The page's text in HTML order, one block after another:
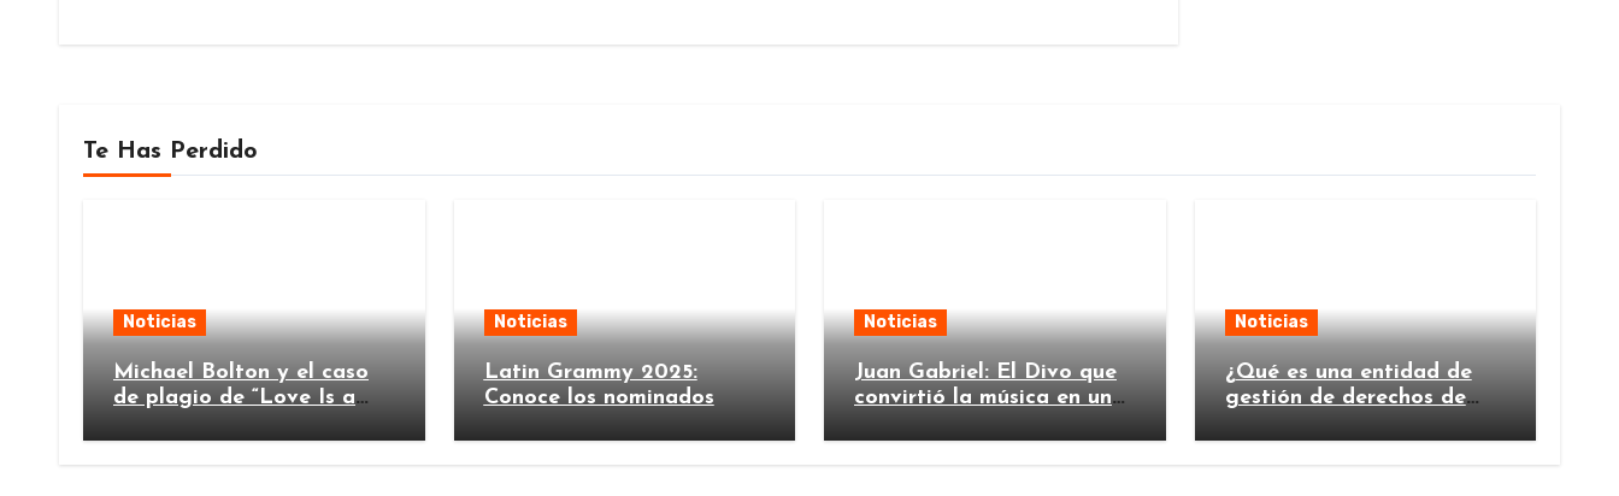
Te Has Perdido
Noticias
Michael Bolton y el caso
de plagio de “Love Is a
Noticias
Latin Grammy 2025:
Conoce los nominados
Noticias
Juan Gabriel: El Divo que
convirtió la música en un
Noticias
¿Qué es una entidad de
gestión de derechos de
importante?